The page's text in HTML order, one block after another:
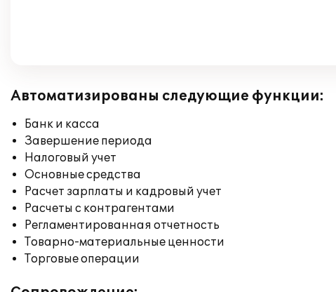
Автоматизированы следующие функции:
Банк и касса
Завершение периода
Налоговый учет
Основные средства
Расчет зарплаты и кадровый учет
Расчеты с контрагентами
Регламентированная отчетность
Товарно-материальные ценности
Торговые операции